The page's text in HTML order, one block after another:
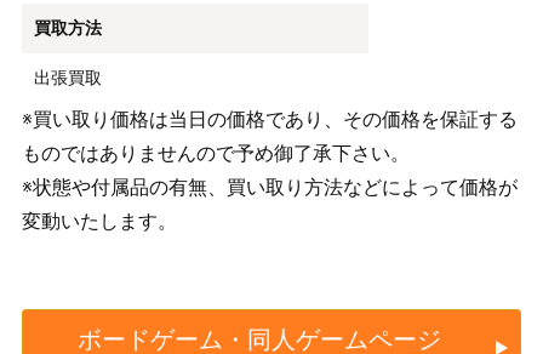
買取方法
出張買取
※買い取り価格は当日の価格であり、その価格を保証する
ものではありませんので予め御了承下さい。
※状態や付属品の有無、買い取り方法などによって価格が
変動いたします。
ボードゲーム・同人ゲームページ